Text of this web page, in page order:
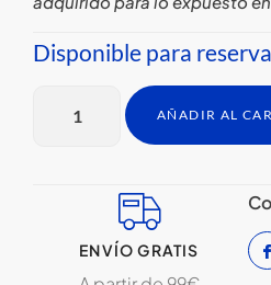
Disponible para reserva
AÑADIR AL
ENVÍO GRATIS